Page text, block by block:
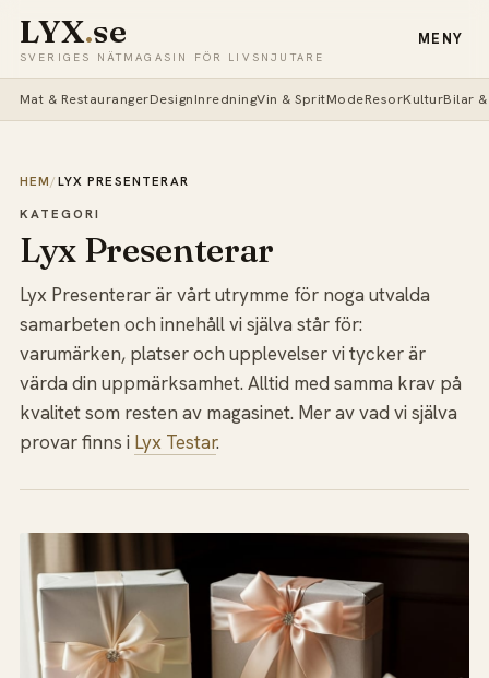
LYX.se
SVERIGES NÄTMAGASIN FÖR LIVSNJUTARE
MENY
Mat & RestaurangerDesignInredningVin & SpritModeResorKulturBilar
HEM / LYX PRESENTERAR
KATEGORI
Lyx Presenterar
Lyx Presenterar är vårt utrymme för noga utvalda
samarbeten och innehåll vi själva står för:
varumärken, platser och upplevelser vi tycker är
värda din uppmärksamhet. Alltid med samma krav på
kvalitet som resten av magasinet. Mer av vad vi själva
provar finns i Lyx Testar.